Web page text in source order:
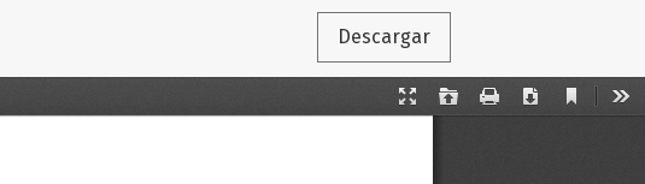
Descargar